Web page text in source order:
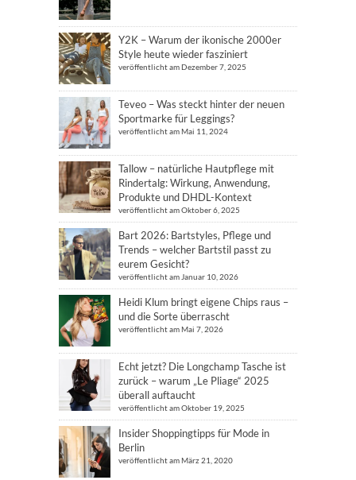
Y2K – Warum der ikonische 2000er
Style heute wieder fasziniert
veröffentlicht am Dezember 7, 2025
Teveo – Was steckt hinter der neuen
Sportmarke für Leggings?
veröffentlicht am Mai 11, 2024
Tallow – natürliche Hautpflege mit
Rindertalg: Wirkung, Anwendung,
Produkte und DHDL-Kontext
veröffentlicht am Oktober 6, 2025
Bart 2026: Bartstyles, Pflege und
Trends – welcher Bartstil passt zu
eurem Gesicht?
veröffentlicht am Januar 10, 2026
Heidi Klum bringt eigene Chips raus –
und die Sorte überrascht
veröffentlicht am Mai 7, 2026
Echt jetzt? Die Longchamp Tasche ist
zurück – warum „Le Pliage“ 2025
überall auftaucht
veröffentlicht am Oktober 19, 2025
Insider Shoppingtipps für Mode in
Berlin
veröffentlicht am März 21, 2020